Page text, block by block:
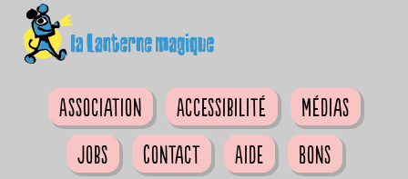
Association Accessibilité
Médias
Jobs
Contact Aide
Bons